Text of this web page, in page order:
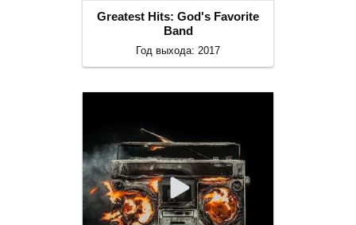
Greatest Hits: God's Favorite
Band
Год выхода: 2017